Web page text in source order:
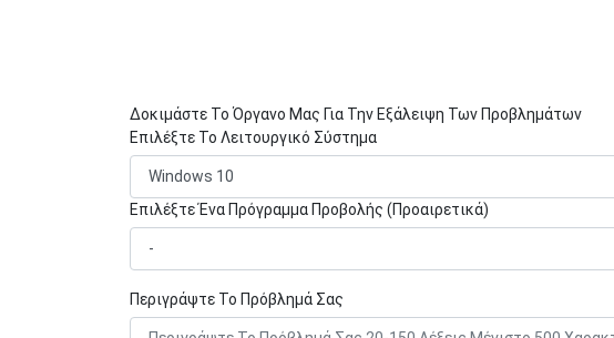
Δοκιμάστε Το Όργανο Μας Για Την Εξάλειψη Των Προβλημάτων
Επιλέξτε Το Λειτουργικό Σύστημα
Επιλέξτε Ένα Πρόγραμμα Προβολής (Προαιρετικά)
Περιγράψτε Το Πρόβλημά Σας